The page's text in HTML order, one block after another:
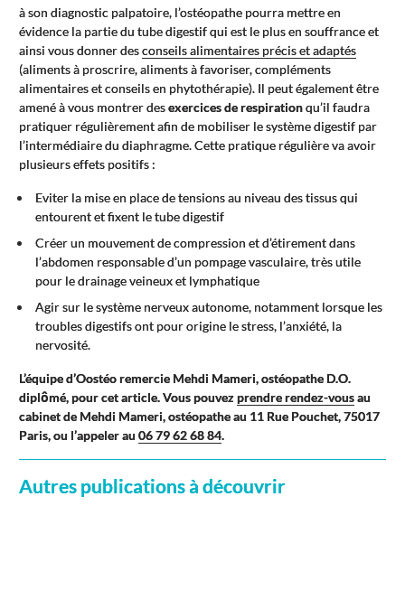
à son diagnostic palpatoire, l’ostéopathe pourra mettre en
évidence la partie du tube digestif qui est le plus en souffrance et
ainsi vous donner desconseils alimentaires précis et adaptés
(aliments à proscrire, aliments à favoriser, compléments
alimentaires et conseils en phytothérapie). Il peut également être
amené à vous montrer desexercices de respirationqu’il faudra
pratiquer régulièrement afin de mobiliser le système digestif par
l’intermédiaire du diaphragme. Cette pratique régulière va avoir
plusieurs effets positifs :
Eviter la mise en place de tensions au niveau des tissus qui
entourent et fixent le tube digestif
Créer un mouvement de compression et d’étirement dans
l’abdomen responsable d’un pompage vasculaire, très utile
pour le drainage veineux et lymphatique
Agir sur le système nerveux autonome, notamment lorsque les
troubles digestifs ont pour origine le stress, l’anxiété, la
nervosité.
L’équipe d’Oostéo remercie Mehdi Mameri, ostéopathe D.O.
diplômé, pour cet article. Vous pouvezprendre rendez-vousau
cabinet de Mehdi Mameri, ostéopathe au 11 Rue Pouchet, 75017
Paris, ou l’appeler au 06 79 62 68 84.
Autres publications à découvrir